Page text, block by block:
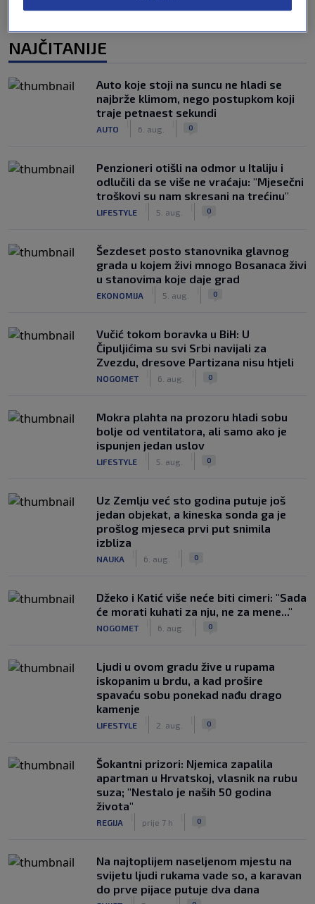
NAJČITANIJE
Auto koje stoji na suncu ne hladi se
najbrže klimom, nego postupkom koji
traje petnaest sekundi
AUTO 6. aug. 0
Penzioneri otišli na odmor u Italiju i
odlučili da se više ne vraćaju: "Mjesečni
troškovi su nam skresani na trećinu"
LIFESTYLE 5. aug. 0
Šezdeset posto stanovnika glavnog
grada u kojem živi mnogo Bosanaca živi
u stanovima koje daje grad
EKONOMIJA 5. aug. 0
Vučić tokom boravka u BiH: U
Čipuljićima su svi Srbi navijali za
Zvezdu, dresove Partizana nisu htjeli
NOGOMET 6. aug. 0
Mokra plahta na prozoru hladi sobu
bolje od ventilatora, ali samo ako je
ispunjen jedan uslov
LIFESTYLE 5. aug. 0
Uz Zemlju već sto godina putuje još
jedan objekat, a kineska sonda ga je
prošlog mjeseca prvi put snimila
izbliza
NAUKA 6. aug. 0
Džeko i Katić više neće biti cimeri: "Sada
će morati kuhati za nju, ne za mene..."
NOGOMET 6. aug. 0
Ljudi u ovom gradu žive u rupama
iskopanim u brdu, a kad prošire
spavaću sobu ponekad nađu drago
kamenje
LIFESTYLE 2. aug. 0
Šokantni prizori: Njemica zapalila
apartman u Hrvatskoj, vlasnik na rubu
suza; "Nestalo je naših 50 godina
života"
REGIJA prije 7 h 0
Na najtoplijem naseljenom mjestu na
svijetu ljudi rukama vade so, a karavan
do prve pijace putuje dva dana